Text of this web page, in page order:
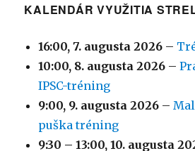
KALENDÁR VYUŽITIA
16:00,7. augusta 2026 –
10:00, 8. augusta 2026 –
IPSC-tréning
9:00, 9. augusta 2026 –
puška tréning
9:30 – 13:00,10. augusta